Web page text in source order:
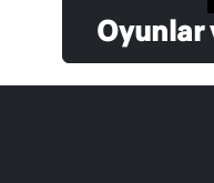
Oyunlar